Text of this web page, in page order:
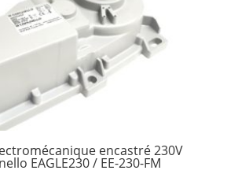
encastré 230V
EAGLE230 / EE-230-FM